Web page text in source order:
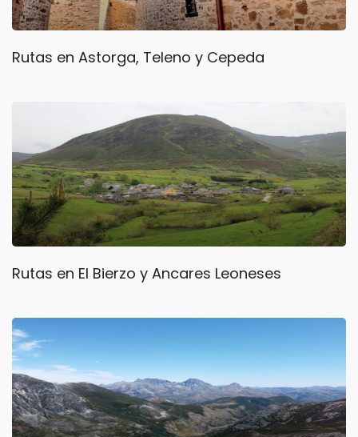
Rutas en Astorga, Teleno y Cepeda
Rutas en El Bierzo y Ancares Leoneses